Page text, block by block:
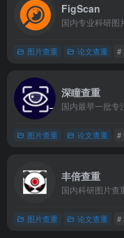
FigScan
图片查重 论文查重 #
深瞳查重
国内最早一批专
图片查重 论文查重 #
丰倍查重
国内科研图片查
图片查重 论文查重 #